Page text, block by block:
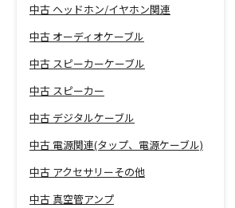
中古 ヘッドホン/イヤホン関連
中古 オーディオケーブル
中古 スピーカーケーブル
中古 スピーカー
中古 デジタルケーブル
中古 電源関連(タップ、電源ケーブル)
中古 アクセサリーその他
中古 真空管アンプ